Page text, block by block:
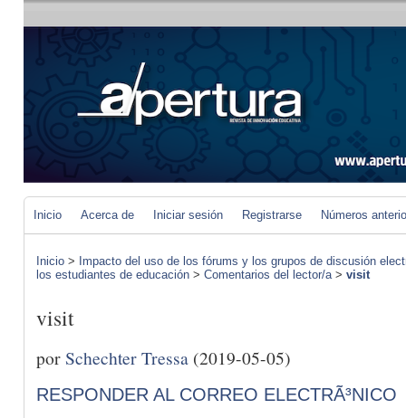
Inicio Acerca de Iniciar sesión Registrarse Números
Inicio > Impacto del uso de los fórums y los grupos de discusión
los estudiantes de educación > Comentarios del lector/a> visit
visit
porSchechter Tressa (2019-05-05)
RESPONDER AL CORREO ELECTRÃ³NICO